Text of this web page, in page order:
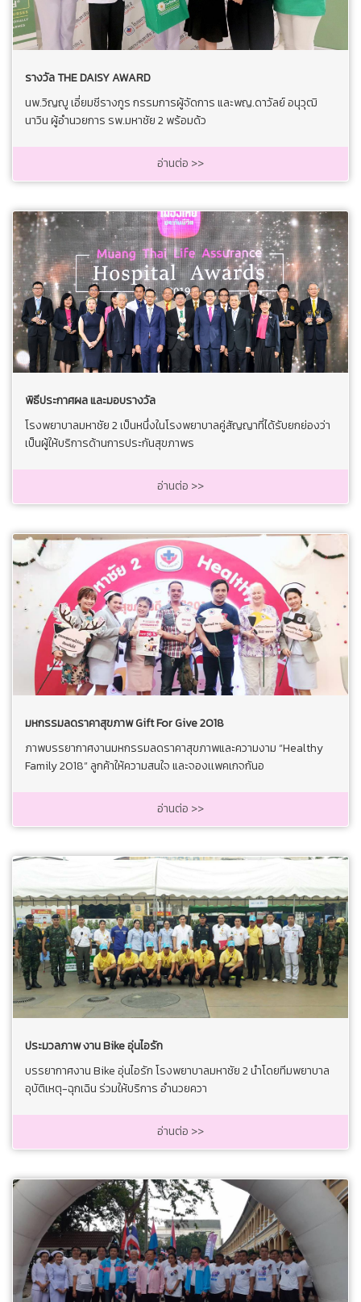
รางวัล THE DAISY AWARD
นพ.วิญญู เอี่ยมชีรางกูร กรรมการผู้จัดการ และพญ.ดาวัลย์ อนุวุฒิ
นาวิน ผู้อำนวยการ รพ.มหาชัย 2 พร้อมด้ว
อ่านต่อ >>
พิธีประกาศผล และมอบรางวัล
โรงพยาบาลมหาชัย 2 เป็นหนึ่งในโรงพยาบาลคู่สัญญาที่ได้รับยกย่องว่า
เป็นผู้ให้บริการด้านการประกันสุขภาพร
อ่านต่อ >>
มหกรรมลดราคาสุขภาพ Gift For Give 2018
ภาพบรรยากาศงานมหกรรมลดราคาสุขภาพและความงาม “Healthy
Family 2018” ลูกค้าให้ความสนใจ และจองเเพคเกจกันอ
อ่านต่อ >>
ประมวลภาพ งาน Bike อุ่นไอรัก
บรรยากาศงาน Bike อุ่นไอรัก โรงพยาบาลมหาชัย 2 นำโดยทีมพยาบาล
อุบัติเหตุ-ฉุกเฉิน ร่วมให้บริการ อำนวยควา
อ่านต่อ >>